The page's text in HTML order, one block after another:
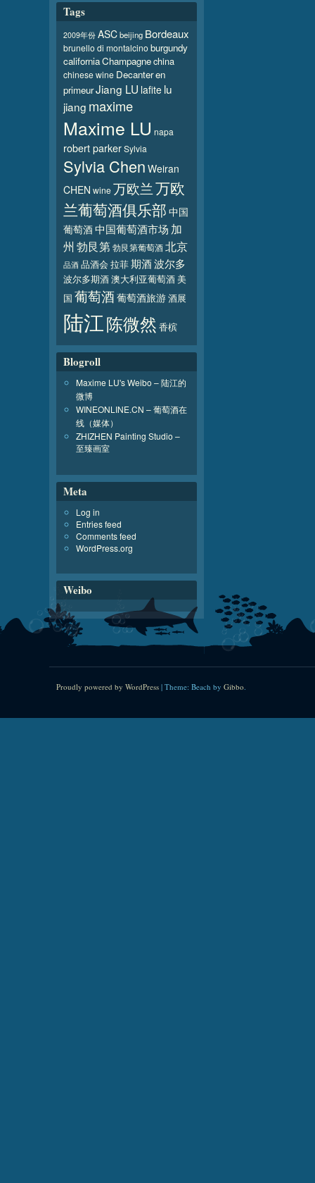
Tags
2009年份 ASCbeijing Bordeaux
brunello di montalcinoburgundy
californiaChampagnechina
chinese wine Decanteren
primeurJiang LU lafite lu
jiang maxime
Maxime LU napa
robert parkerSylvia
Sylvia Chen Weiran
CHEN wine万欧兰万欧
兰葡萄酒俱乐部中国
葡萄酒中国葡萄酒市场 加
州 勃艮第勃艮第葡萄酒北京
品酒品酒会 拉菲期酒波尔多
波尔多期酒澳大利亚葡萄酒美
国 葡萄酒葡萄酒旅游酒展
陆江陈微然 香槟
Blogroll
Maxime LU's Weibo – 陆江的
微博
WINEONLINE.CN – 葡萄酒在
线（媒体）
ZHIZHEN Painting Studio –
至臻画室
Meta
Log in
Entries feed
Comments feed
WordPress.org
Weibo
Proudly powered by WordPress | Theme: Beach by Gibbo.